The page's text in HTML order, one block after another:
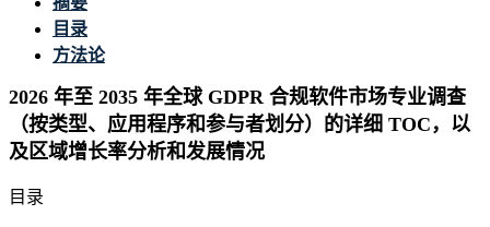
目录
方法论
2026 年至 2035 年全球 GDPR 合规软件市场专业调查
（按类型、应用程序和参与者划分）的详细 TOC，以
及区域增长率分析和发展情况
目录